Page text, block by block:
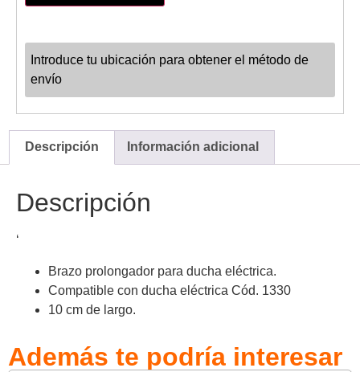
Introduce tu ubicación para obtener el método de
envío
Descripción Información adicional
Descripción
‘
Brazo prolongador para ducha eléctrica.
Compatible con ducha eléctrica Cód. 1330
10 cm de largo.
Además te podría interesar